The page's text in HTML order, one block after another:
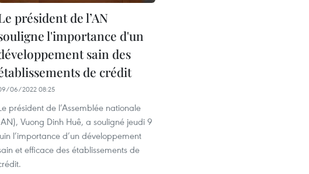
président de l’AN
l'importance d'un
sain des
de crédit
06/2022 08:25
président de l’Assemblée nationale
Vuong Dinh Huê, a souligné jeudi 9
l’importance d’un développement
et efficace des établissements de